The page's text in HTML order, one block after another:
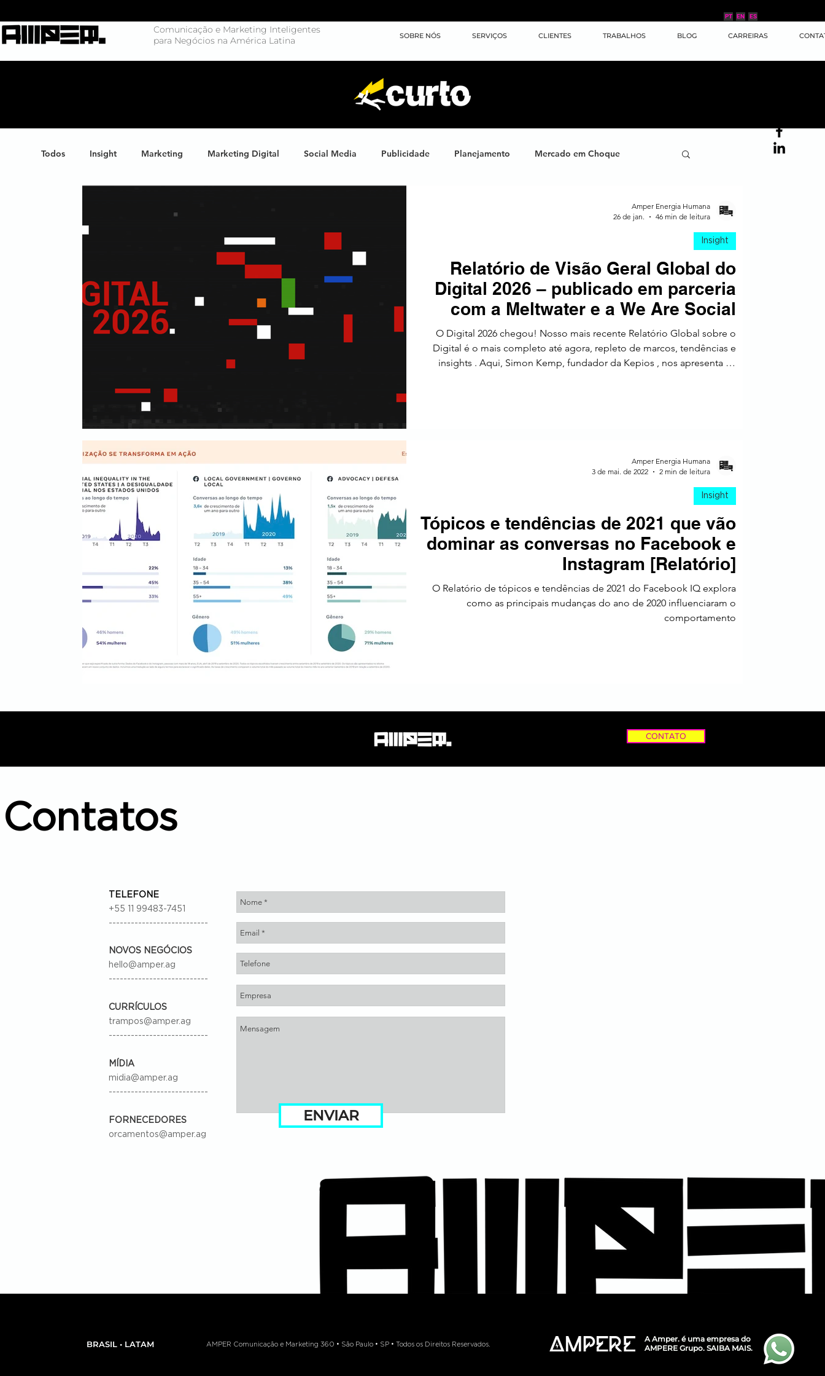
Comunicação e Marketing Inteligentes
para Negócios na América Latina
ES
EN
PT
SOBRE NÓS SERVIÇOS CLIENTES TRABALHOS BLOG CARREIRAS
Todos Insight Marketing Marketing Digital Social Media Publicidade Planejamento Mercado em Choque
Case de Sucesso
Inteligência Artificial Endomarketing
Mídia Inbound Marketing Eventos SEO América Latina
Relatório de Visão Geral Global do
Digital 2026 – publicado em parceria
com a Meltwater e a We Are Social
O Digital 2026 chegou! Nosso mais recente Relatório Global sobre o
Digital é o mais completo até agora, repleto de marcos, tendências e
insights . Aqui, Simon Kemp, fundador da Kepios , nos apresenta os
Insight
Amper Energia Humana
26 de jan.
46 min de leitura
Tópicos e tendências de 2021 que vão
dominar as conversas no Facebook e
Instagram [Relatório]
O Relatório de tópicos e tendências de 2021 do Facebook IQ explora
como as principais mudanças do ano de 2020 influenciaram o
comportamento
Insight
Amper Energia Humana
3 de mai. de 2022
2 min de leitura
CONTATO
Contatos
TELEFONE
+55 11 99483-7451
---------------------------
NOVOS NEGÓCIOS
hello@amper.ag
---------------------------
CURRÍCULOS
trampos@amper.ag
---------------------------
MÍDIA
midia@amper.ag
---------------------------
FORNECEDORES
orcamentos@amper.ag
ENVIAR
BRASIL • LATAM AMPER Comunicação e Marketing 360 • São Paulo • SP • Todos os Direitos Reservados.
A Amper. é uma empresa do
AMPERE Grupo. SAIBA MAIS.